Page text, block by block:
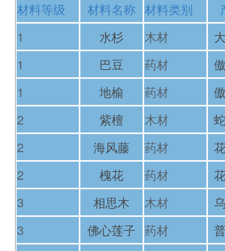
材料等级 材料名称 材料类别
1
水杉 木材
1
巴豆 药材
1
地榆 药材
2
紫檀 木材
2
海风藤 药材
2
槐花 药材
3
相思木 木材
3
佛心莲子 药材